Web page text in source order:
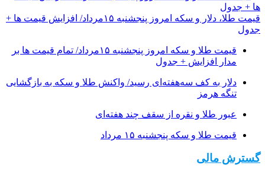
قیمت طلا، دلار و سکه امروز پنجشنبه ۱۵مرداد/ افزایش قیمت ها +
جدول
قیمت طلا و سکه امروز پنجشنبه ۱۵مرداد/ تمام قیمت ها بر
مدار افزایش + جدول
دلار به کف سه‌هفته‌ای رسید/ واکنش طلا و سکه به بازگشایی
تنگه هرمز
عبور طلا و نقره از سقف چند هفته‌ای
قیمت طلا و سکه پنجشنبه ۱۵ مرداد
گسترش مالی